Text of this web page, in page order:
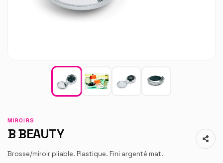
MIROIRS
B BEAUTY
Brosse/miroir pliable. Plastique. Fini argenté mat.